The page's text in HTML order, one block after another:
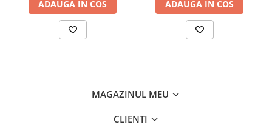
ADAUGA IN COS ADAUGA IN COS
MAGAZINUL MEU
CLIENTI